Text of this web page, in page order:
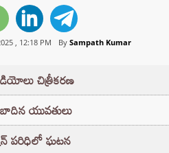
, 12:18 PM By Sampath Kumar
చిత్రీకరణ
యువతులు
పరిధిలో ఘటన